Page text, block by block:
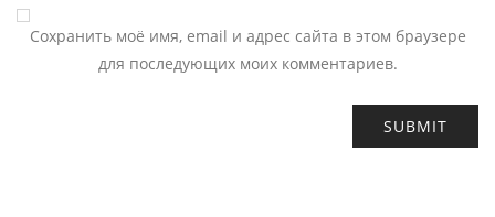
Сохранить моё имя, email и адрес сайта в этом браузере
для последующих моих комментариев.